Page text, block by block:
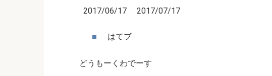
2017/06/17 2017/07/17
はてブ
どうもーくわでーす